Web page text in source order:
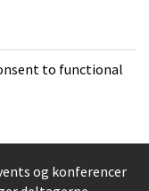
to functional
og konferencer